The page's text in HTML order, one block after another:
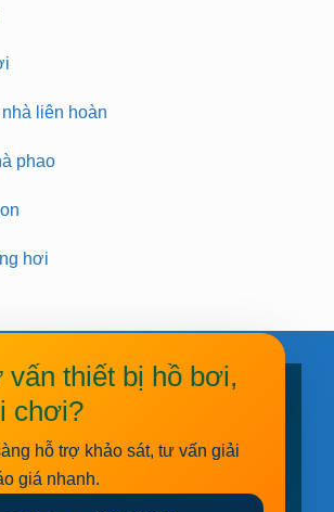
liên hoàn
phao
hơi
vấn thiết bị hồ bơi,
chơi?
hỗ trợ khảo sát, tư vấn giải
giá nhanh.